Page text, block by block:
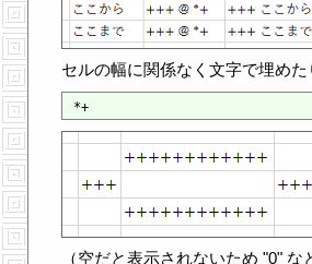
セルの幅に関係なく文字で埋めた
（空だと表示されないため "0"